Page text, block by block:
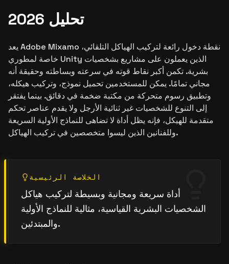
تحليل 2026
يعد Adobe Mixamo نقطة دخول رائعة لتركيب الهياكل التلقائي،
خاصة لمطوري Unity الذين يعملون على مشاريع بشخصيات
بشرية. تكمن أكبر نقاط قوته في سرعته وبساطته وحقيقة أنه
مجاني تمامًا. يمكن للمستخدمين تحميل نموذج، وتركيب هيكله،
وتطبيق رسوم متحركة من مكتبة ضخمة في دقائق. بينما يفتقر
إلى التنوع للشخصيات غير ثنائية الأرجل ولا يقدم عناصر تحكم
متقدمة للهيكل، فإنه يظل أداة لا تضاهى للنماذج الأولية السريعة
وللفنانين الذين ليسوا متخصصين في تركيب الهياكل.
الخلاصة الرئيسية
أداة سريعة ومجانية وبسيطة لتركيب هياكل
الشخصيات البشرية القياسية، مثالية للنماذج الأولية
والمبتدئين.